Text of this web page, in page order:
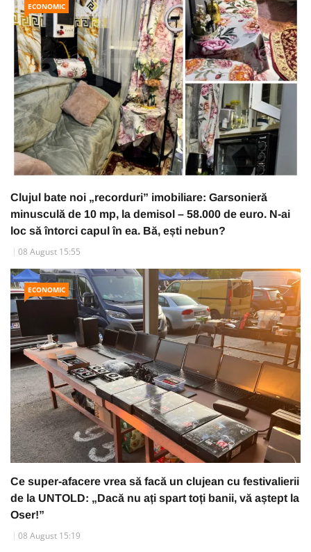
ECONOMIC
Clujul bate noi „recorduri” imobiliare: Garsonieră
minusculă de 10 mp, la demisol – 58.000 de euro. N-ai
loc să întorci capul în ea. Bă, ești nebun?
08 August 15:55
ECONOMIC
Ce super-afacere vrea să facă un clujean cu festivalierii
de la UNTOLD: „Dacă nu ați spart toți banii, vă aștept la
Oser!”
08 August 15:19